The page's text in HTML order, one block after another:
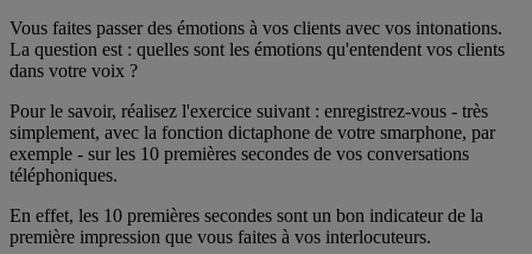
Vous faites passer des émotions à vos clients avec vos intonations.
La question est : quelles sont les émotions qu'entendent vos clients
dans votre voix ?
Pour le savoir, réalisez l'exercice suivant : enregistrez-vous - très
simplement, avec la fonction dictaphone de votre smarphone, par
exemple - sur les 10 premières secondes de vos conversations
téléphoniques.
En effet, les 10 premières secondes sont un bon indicateur de la
première impression que vous faites à vos interlocuteurs.